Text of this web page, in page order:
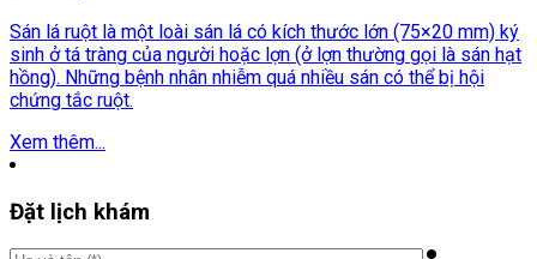
Sán lá ruột là một loài sán lá có kích thước lớn (75×20 mm) ký
sinh ở tá tràng của người hoặc lợn (ở lợn thường gọi là sán hạt
hồng). Những bệnh nhân nhiễm quá nhiều sán có thể bị hội
chứng tắc ruột.
Xem thêm...
Đặt lịch khám